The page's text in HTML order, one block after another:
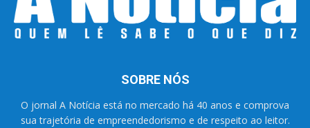
SOBRE NÓS
O jornal A Notícia está no mercado há 40 anos e comprova
sua trajetória de empreendedorismo e de respeito ao leitor.